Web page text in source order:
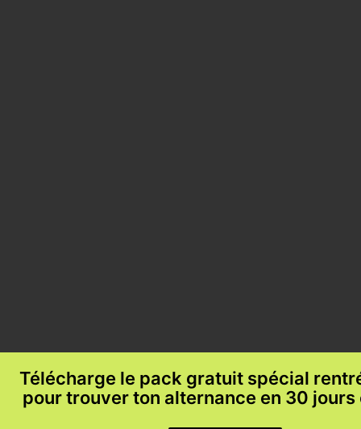
Télécharge le pack gratuit spécial
pour trouver ton alternance en 30 jours